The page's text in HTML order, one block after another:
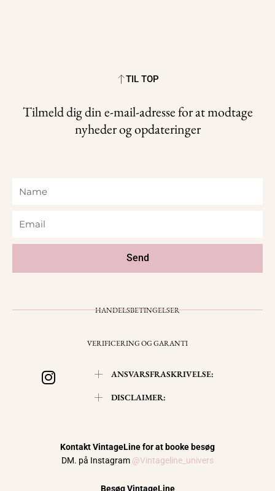
TIL TOP
Tilmeld dig din e-mail-adresse for at modtage
nyheder og opdateringer
Send
HANDELSBETINGELSER
VERIFICERING OG GARANTI
I
n
ANSVARSFRASKRIVELSE:
DISCLAIMER:
Kontakt VintageLine for at booke besøg
DM. på Instagram @Vintageline_univers
Besøg VintageLine